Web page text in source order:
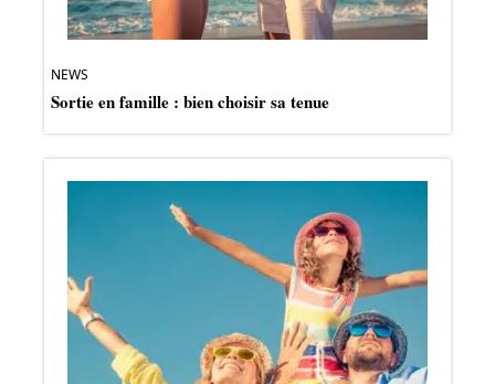
NEWS
Sortie en famille : bien choisir sa tenue